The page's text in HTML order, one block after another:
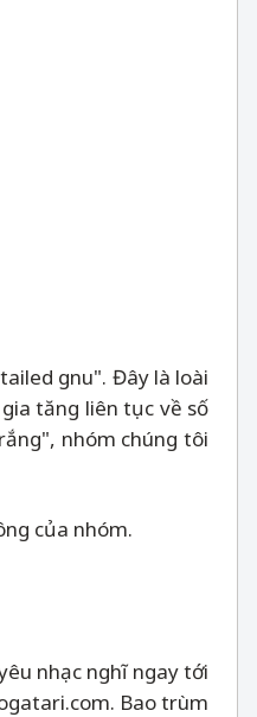
gnu". Đây là loài
tăng liên tục về số
nhóm chúng tôi
của nhóm.
nhạc nghĩ ngay tới
Bao trùm